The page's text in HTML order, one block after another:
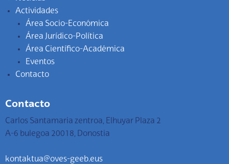
Actividades
Área Socio-Económica
Área Jurídico-Política
Área Científico-Académica
Eventos
Contacto
Contacto
Carlos Santamaria zentroa, Elhuyar Plaza 2
A-6 bulegoa 20018, Donostia
kontaktua@oves-geeb.eus